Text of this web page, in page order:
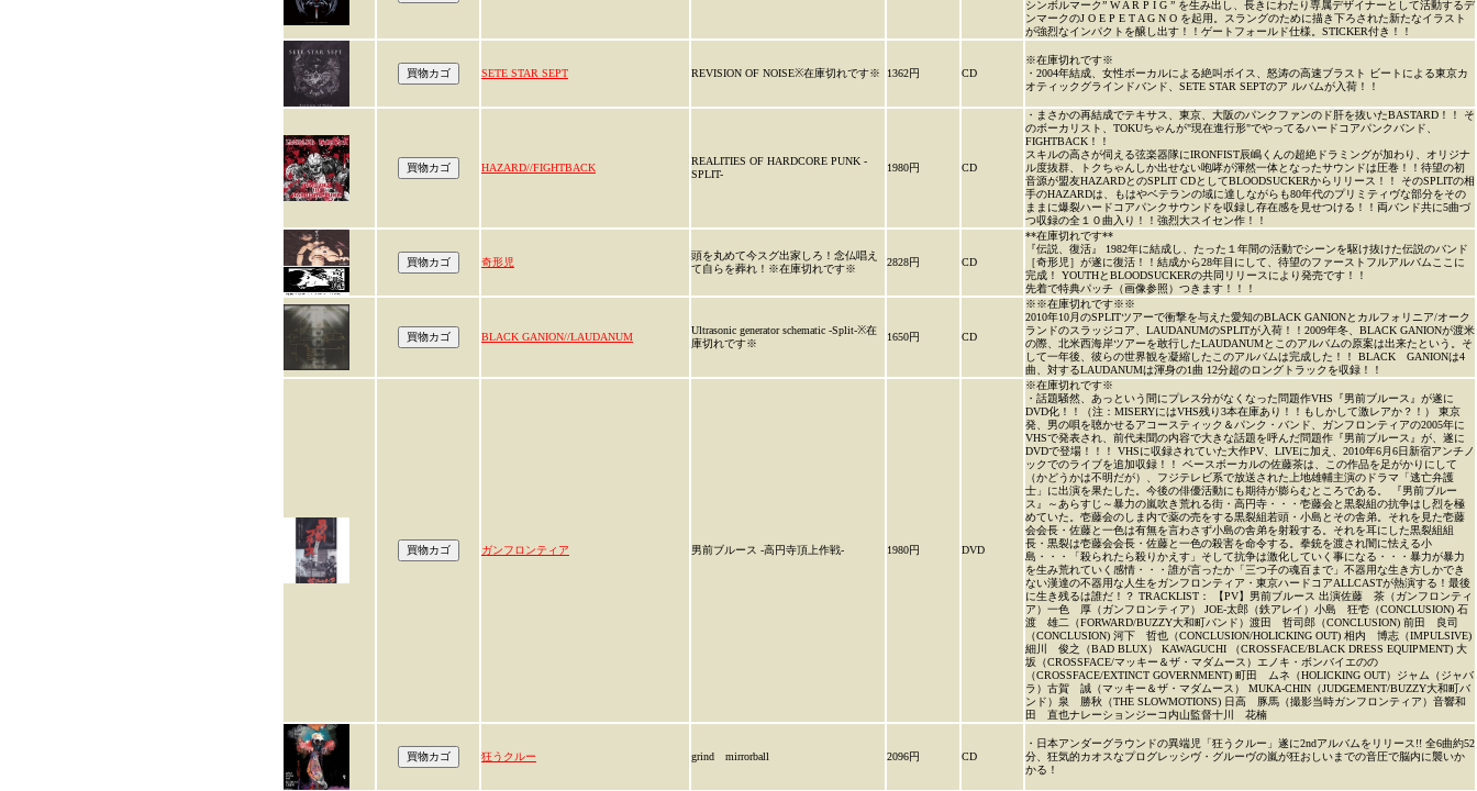
シンボルマーク” W A R P I G ” を生み出し、長きにわたり専属デザイナーとして活動するデ
ンマークのJ O E P E T A G N O を起用。スラングのために描き下ろされた新たなイラスト
が強烈なインパクトを醸し出す！！ゲートフォールド仕様。STICKER付き！！
SETE STAR SEPT REVISION OF NOISE※在庫切れです※ 1362円 CD
※在庫切れです※
・2004年結成、女性ボーカルによる絶叫ボイス、怒涛の高速ブラスト ビートによる東京カ
オティックグラインドバンド、SETE STAR SEPTのア ルバムが入荷！！
HAZARD//FIGHTBACK
REALITIES OF HARDCORE PUNK -
SPLIT-
1980円 CD
・まさかの再結成でテキサス、東京、大阪のパンクファンのド肝を抜いたBASTARD！！ そ
のボーカリスト、TOKUちゃんが"現在進行形"でやってるハードコアパンクバンド、
FIGHTBACK！！
スキルの高さが伺える弦楽器隊にIRONFIST辰嶋くんの超絶ドラミングが加わり、オリジナ
ル度抜群、トクちゃんしか出せない咆哮が渾然一体となったサウンドは圧巻！！待望の初
音源が盟友HAZARDとのSPLIT CDとしてBLOODSUCKERからリリース！！ そのSPLITの相
手のHAZARDは、もはやベテランの域に達しながらも80年代のプリミティヴな部分をその
ままに爆裂ハードコアパンクサウンドを収録し存在感を見せつける！！両バンド共に5曲づ
つ収録の全１０曲入り！！強烈大スイセン作！！
奇形児
頭を丸めて今スグ出家しろ！念仏唱え
て自らを葬れ！※在庫切れです※
2828円 CD
**在庫切れです**
『伝説、復活』 1982年に結成し、たった１年間の活動でシーンを駆け抜けた伝説のバンド
［奇形児］が遂に復活！！結成から28年目にして、待望のファーストフルアルバムここに
完成！ YOUTHとBLOODSUCKERの共同リリースにより発売です！！
先着で特典パッチ（画像参照）つきます！！！
BLACK GANION//LAUDANUM
Ultrasonic generator schematic -Split-※在
庫切れです※
1650円 CD
※※在庫切れです※※
2010年10月のSPLITツアーで衝撃を与えた愛知のBLACK GANIONとカルフォリニア/オーク
ランドのスラッジコア、LAUDANUMのSPLITが入荷！！2009年冬、BLACK GANIONが渡米
の際、北米西海岸ツアーを敢行したLAUDANUMとこのアルバムの原案は出来たという。そ
して一年後、彼らの世界観を凝縮したこのアルバムは完成した！！ BLACK GANIONは4
曲、対するLAUDANUMは渾身の1曲 12分超のロングトラックを収録！！
ガンフロンティア 男前ブルース -高円寺頂上作戦- 1980円 DVD
※在庫切れです※
・話題騒然、あっという間にプレス分がなくなった問題作VHS『男前ブルース』が遂に
DVD化！！（注：MISERYにはVHS残り3本在庫あり！！もしかして激レアか？！） 東京
発、男の唄を聴かせるアコースティック＆パンク・バンド、ガンフロンティアの2005年に
VHSで発表され、前代未聞の内容で大きな話題を呼んだ問題作『男前ブルース』が、遂に
DVDで登場！！！ VHSに収録されていた大作PV、LIVEに加え、2010年6月6日新宿アンチノ
ックでのライブを追加収録！！ ベースボーカルの佐藤茶は、この作品を足がかりにして
（かどうかは不明だが）、フジテレビ系で放送された上地雄輔主演のドラマ「逃亡弁護
士」に出演を果たした。今後の俳優活動にも期待が膨らむところである。 『男前ブルー
ス』～あらすじ～暴力の嵐吹き荒れる街・高円寺・・・壱藤会と黒裂組の抗争はし烈を極
めていた。壱藤会のしま内で薬の売をする黒裂組若頭・小島とその舎弟。それを見た壱藤
会会長・佐藤と一色は有無を言わさず小島の舎弟を射殺する。それを耳にした黒裂組組
長・黒裂は壱藤会会長・佐藤と一色の殺害を命令する。拳銃を渡され闇に怯える小
島・・・「殺られたら殺りかえす」そして抗争は激化していく事になる・・・暴力が暴力
を生み荒れていく感情・・・誰が言ったか「三つ子の魂百まで」不器用な生き方しかでき
ない漢達の不器用な人生をガンフロンティア・東京ハードコアALLCASTが熱演する！最後
に生き残るは誰だ！？ TRACKLIST： 【PV】男前ブルース 出演佐藤 茶（ガンフロンティ
ア）一色 厚（ガンフロンティア） JOE-太郎（鉄アレイ）小島 狂壱（CONCLUSION) 石
渡 雄二（FORWARD/BUZZY大和町バンド）渡田 哲司郎（CONCLUSION) 前田 良司
（CONCLUSION) 河下 哲也（CONCLUSION/HOLICKING OUT) 相内 博志（IMPULSIVE)
細川 俊之（BAD BLUX） KAWAGUCHI （CROSSFACE/BLACK DRESS EQUIPMENT) 大
坂（CROSSFACE/マッキー＆ザ・マダムース）エノキ・ボンバイエのの
（CROSSFACE/EXTINCT GOVERNMENT) 町田 ムネ（HOLICKING OUT）ジャム（ジャバ
ラ）古賀 誠（マッキー＆ザ・マダムース） MUKA-CHIN（JUDGEMENT/BUZZY大和町バ
ンド）泉 勝秋（THE SLOWMOTIONS) 日高 豚馬（撮影当時ガンフロンティア）音響和
田 直也ナレーションジーコ内山監督十川 花楠
狂うクルー grind mirrorball 2096円 CD
・日本アンダーグラウンドの異端児「狂うクルー」遂に2ndアルバムをリリース!! 全6曲約52
分、狂気的カオスなプログレッシヴ・グルーヴの嵐が狂おしいまでの音圧で脳内に襲いか
かる！